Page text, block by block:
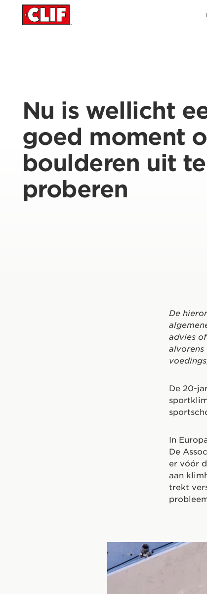
Nu is wellicht
goed moment
boulderen uit te
proberen
De
advies
alvorens
De 20-
In
De
er vóór
aan
trekt